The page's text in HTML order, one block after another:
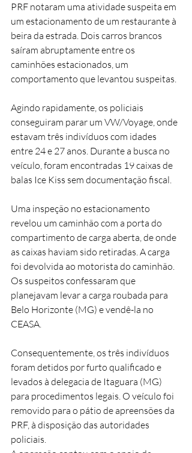
PRF notaram uma atividade suspeita em
um estacionamento de um restaurante à
beira da estrada. Dois carros brancos
saíram abruptamente entre os
caminhões estacionados, um
comportamento que levantou suspeitas.
Agindo rapidamente, os policiais
conseguiram parar um VW/Voyage, onde
estavam três indivíduos com idades
entre 24 e 27 anos. Durante a busca no
veículo, foram encontradas 19 caixas de
balas Ice Kiss sem documentação fiscal.
Uma inspeção no estacionamento
revelou um caminhão com a porta do
compartimento de carga aberta, de onde
as caixas haviam sido retiradas. A carga
foi devolvida ao motorista do caminhão.
Os suspeitos confessaram que
planejavam levar a carga roubada para
Belo Horizonte (MG) e vendê-la no
CEASA.
Consequentemente, os três indivíduos
foram detidos por furto qualificado e
levados à delegacia de Itaguara (MG)
para procedimentos legais. O veículo foi
removido para o pátio de apreensões da
PRF, à disposição das autoridades
policiais.